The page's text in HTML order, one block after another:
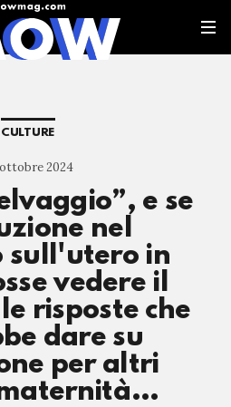
CULTURE
2024
e se
nel
sull'utero in
vedere il
risposte che
dare su
per altri